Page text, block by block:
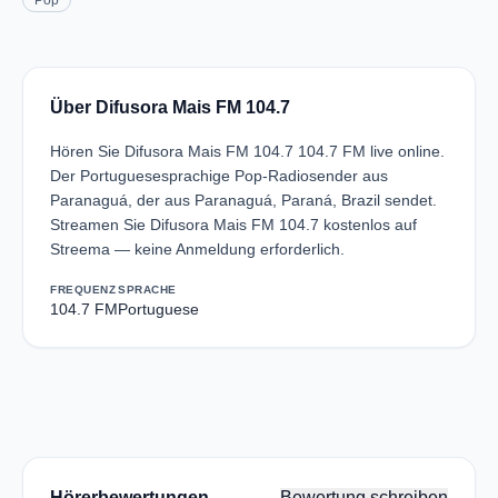
Über Difusora Mais FM 104.7
Hören Sie Difusora Mais FM 104.7 104.7 FM live online.
Der Portuguesesprachige Pop-Radiosender aus
Paranaguá, der aus Paranaguá, Paraná, Brazil sendet.
Streamen Sie Difusora Mais FM 104.7 kostenlos auf
Streema — keine Anmeldung erforderlich.
FREQUENZ
104.7 FM
SPRACHE
Portuguese